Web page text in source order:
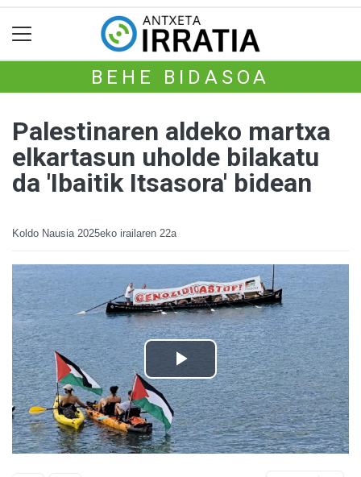
BEHE BIDASOA
Palestinaren aldeko martxa
elkartasun uholde bilakatu
da 'Ibaitik Itsasora' bidean
Koldo Nausia 2025eko irailaren 22a